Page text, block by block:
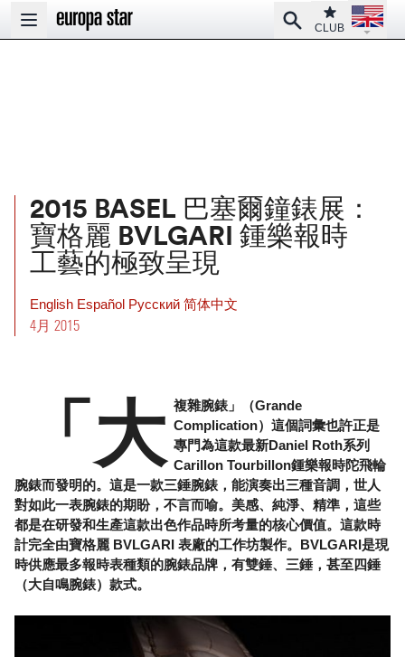
Open main menu
SearchClub
CLUB
Open
2015 BASEL 巴塞爾鐘錶展：
寶格麗 BVLGARI 鍾樂報時
工藝的極致呈現
English Español Pусский 简体中文
4月 2015
「大 複雜腕錶」（Grande
Complication）這個詞彙也許正是
專門為這款最新Daniel Roth系列
Carillon Tourbillon鍾樂報時陀飛輪
腕錶而發明的。這是一款三錘腕錶，能演奏出三種音調，世人
對如此一表腕錶的期盼，不言而喻。美感、純淨、精準，這些
都是在研發和生產這款出色作品時所考量的核心價值。這款時
計完全由寶格麗 BVLGARI 表廠的工作坊製作。BVLGARI是現
時供應最多報時表種類的腕錶品牌，有雙錘、三錘，甚至四錘
（大自鳴腕錶）款式。